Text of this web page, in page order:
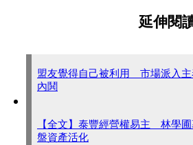
延伸閱
盟友覺得自己被利用 市場派入主
內鬨
【全文】泰豐經營權易主 林學
盤資產活化